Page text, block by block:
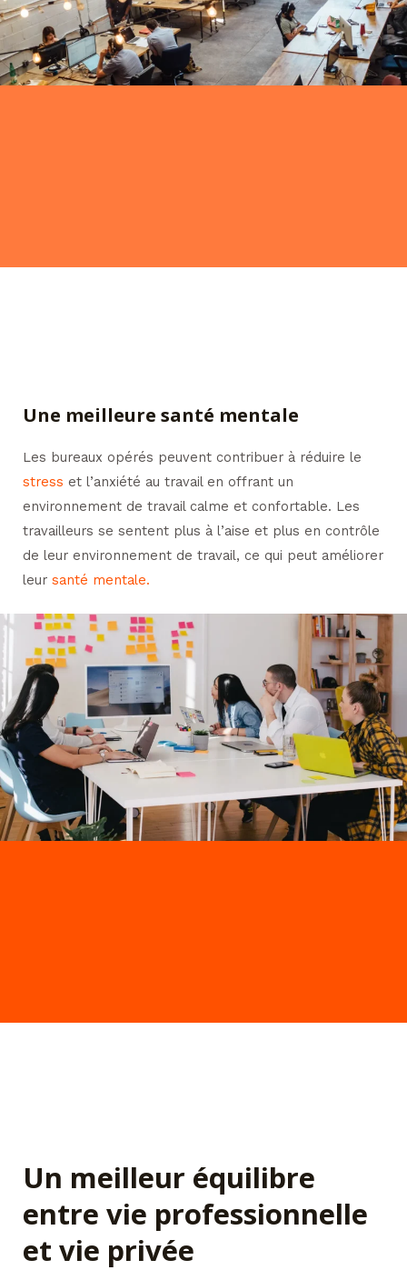
Une meilleure santé mentale
Les bureaux opérés peuvent contribuer à réduire le
stress et l’anxiété au travail en offrant un
environnement de travail calme et confortable. Les
travailleurs se sentent plus à l’aise et plus en contrôle
de leur environnement de travail, ce qui peut améliorer
leur santé mentale.
Un meilleur équilibre
entre vie professionnelle
et vie privée